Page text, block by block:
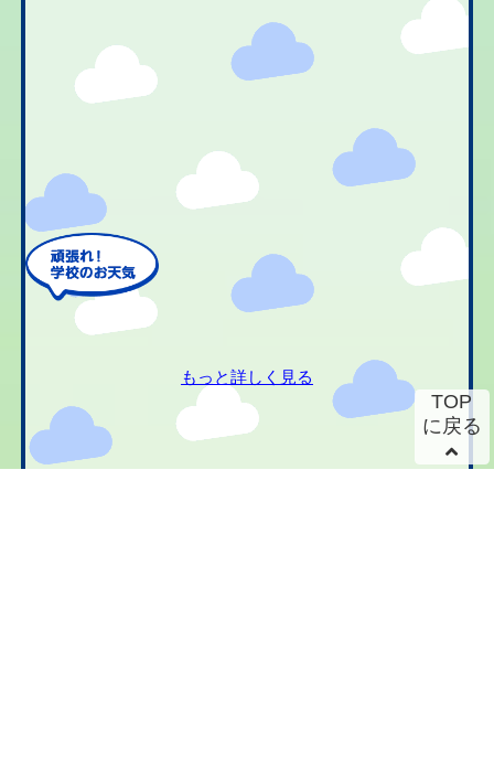
もっと詳しく見る
TOP
に戻る